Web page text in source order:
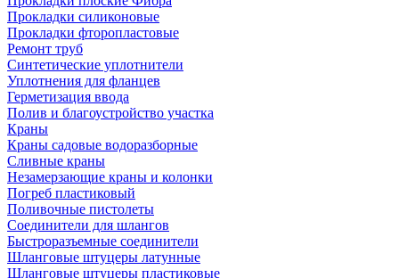
Прокладки силиконовые
Прокладки фторопластовые
Ремонт труб
Синтетические уплотнители
Уплотнения для фланцев
Герметизация ввода
Полив и благоустройство участка
Краны
Краны садовые водоразборные
Сливные краны
Незамерзающие краны и колонки
Погреб пластиковый
Поливочные пистолеты
Соединители для шлангов
Быстроразъемные соединители
Шланговые штуцеры латунные
Шланговые штуцеры пластиковые